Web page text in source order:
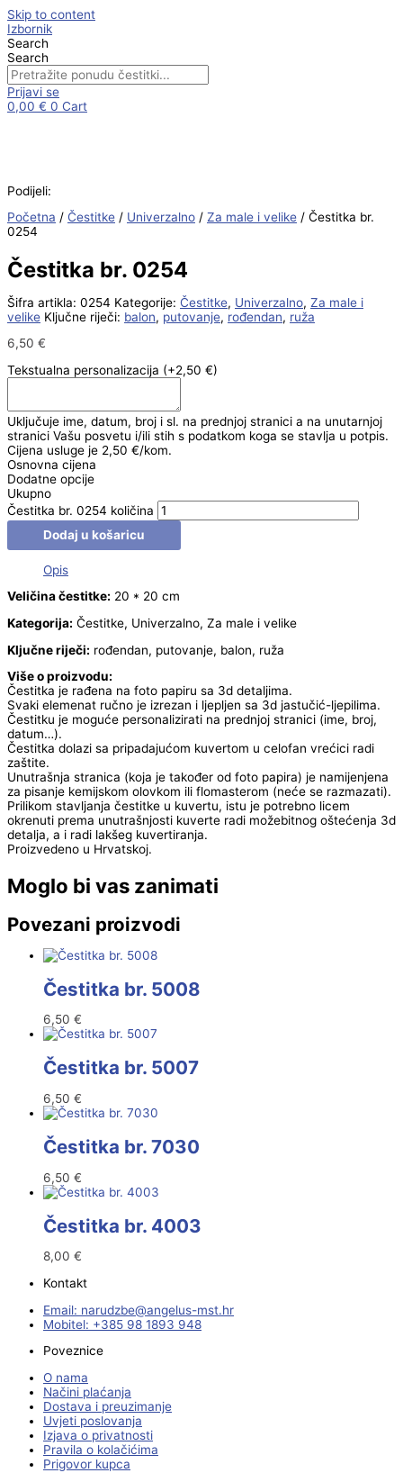
Skip to content
Izbornik
Search
Search
Prijavi se
0,00 € 0 Cart
Podijeli:
Početna / Čestitke / Univerzalno / Za male i velike / Čestitka br.
0254
Čestitka br. 0254
Šifra artikla: 0254 Kategorije: Čestitke, Univerzalno, Za male i
velike Ključne riječi: balon, putovanje, rođendan, ruža
6,50 €
Tekstualna personalizacija (+2,50 €)
Uključuje ime, datum, broj i sl. na prednjoj stranici a na unutarnjoj
stranici Vašu posvetu i/ili stih s podatkom koga se stavlja u potpis.
Cijena usluge je 2,50 €/kom.
Osnovna cijena
Dodatne opcije
Ukupno
Čestitka br. 0254 količina
Dodaj u košaricu
Opis
Veličina čestitke: 20 * 20 cm
Kategorija: Čestitke, Univerzalno, Za male i velike
Ključne riječi: rođendan, putovanje, balon, ruža
Više o proizvodu:
Čestitka je rađena na foto papiru sa 3d detaljima.
Svaki elemenat ručno je izrezan i ljepljen sa 3d jastučić-ljepilima.
Čestitku je moguće personalizirati na prednjoj stranici (ime, broj,
datum…).
Čestitka dolazi sa pripadajućom kuvertom u celofan vrećici radi
zaštite.
Unutrašnja stranica (koja je također od foto papira) je namijenjena
za pisanje kemijskom olovkom ili flomasterom (neće se razmazati).
Prilikom stavljanja čestitke u kuvertu, istu je potrebno licem
okrenuti prema unutrašnjosti kuverte radi možebitnog oštećenja 3d
detalja, a i radi lakšeg kuvertiranja.
Proizvedeno u Hrvatskoj.
Moglo bi vas zanimati
Povezani proizvodi
Čestitka br. 5008
6,50 €
Čestitka br. 5007
6,50 €
Čestitka br. 7030
6,50 €
Čestitka br. 4003
8,00 €
Kontakt
Email:
rh.tsm-sulegna
@ebzduran
Mobitel: +385 98 1893 948
Poveznice
O nama
Načini plaćanja
Dostava i preuzimanje
Uvjeti poslovanja
Izjava o privatnosti
Pravila o kolačićima
Prigovor kupca